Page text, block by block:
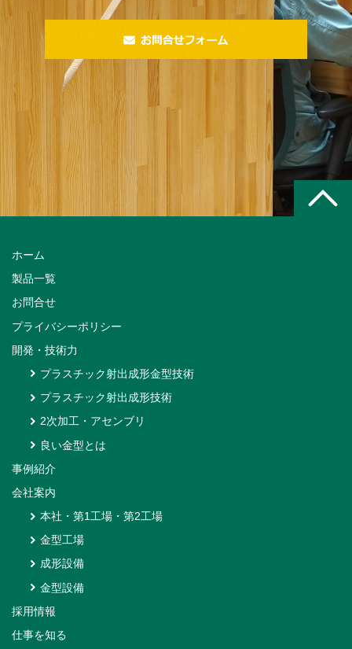
ホーム
製品一覧
お問合せ
プライバシーポリシー
開発・技術力
プラスチック射出成形金型技術
プラスチック射出成形技術
2次加工・アセンブリ
良い金型とは
事例紹介
会社案内
本社・第1工場・第2工場
金型工場
成形設備
金型設備
採用情報
仕事を知る